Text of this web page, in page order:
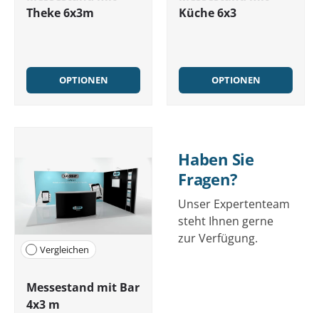
Theke 6x3m
OPTIONEN
Küche 6x3
OPTIONEN
Vergleichen
Messestand mit Bar
4x3 m
Haben Sie
Fragen?
Unser Expertenteam
steht Ihnen gerne
zur Verfügung.